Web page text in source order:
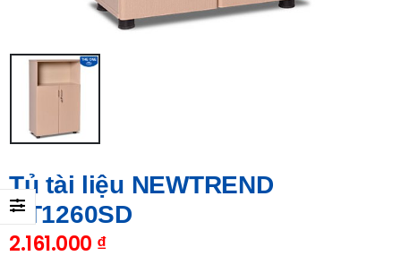
Tủ tài liệu NEWTREND
NT1260SD
2.161.000 ₫